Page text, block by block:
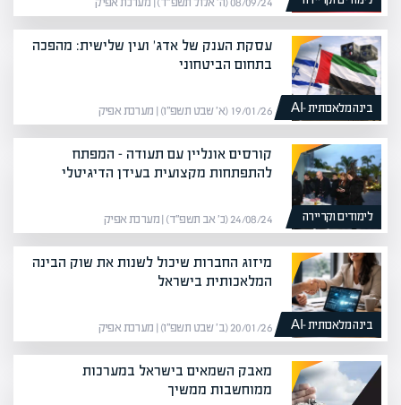
08/09/24 (ה׳ אלול תשפ״ד) | מערכת אפיק
בינה מלאכותית -AI
עסקת הענק של אדג' ועין שלישית: מהפכה
בתחום הביטחוני
19/01/26 (א׳ שבט תשפ״ו) | מערכת אפיק
לימודים וקריירה
קורסים אונליין עם תעודה – המפתח
להתפתחות מקצועית בעידן הדיגיטלי
24/08/24 (כ׳ אב תשפ״ד) | מערכת אפיק
בינה מלאכותית -AI
מיזוג החברות שיכול לשנות את שוק הבינה
המלאכותית בישראל
20/01/26 (ב׳ שבט תשפ״ו) | מערכת אפיק
מאבק השמאים בישראל במערכות
ממוחשבות ממשיך